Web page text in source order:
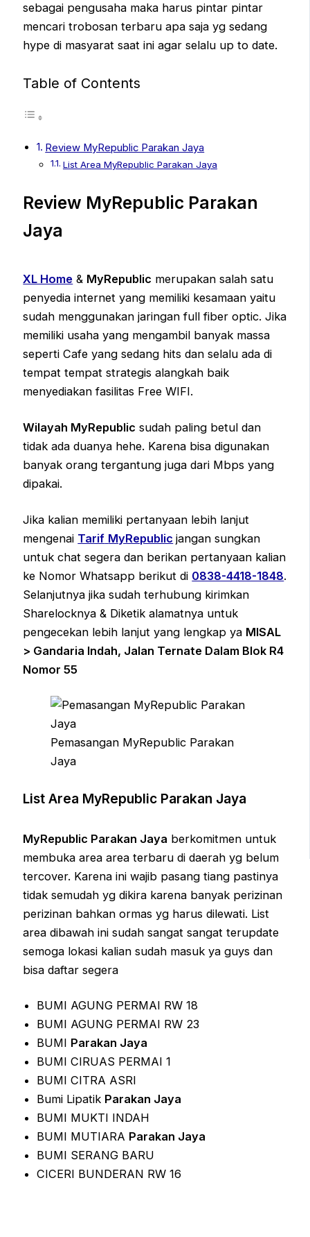
sebagai pengusaha maka harus pintar pintar
mencari trobosan terbaru apa saja yg sedang
hype di masyarat saat ini agar selalu up to date.
Table of Contents
Review MyRepublic Parakan Jaya
List Area MyRepublic Parakan Jaya
Review MyRepublic Parakan
Jaya
XL Home & MyRepublic merupakan salah satu
penyedia internet yang memiliki kesamaan yaitu
sudah menggunakan jaringan full fiber optic. Jika
memiliki usaha yang mengambil banyak massa
seperti Cafe yang sedang hits dan selalu ada di
tempat tempat strategis alangkah baik
menyediakan fasilitas Free WIFI.
Wilayah MyRepublic sudah paling betul dan
tidak ada duanya hehe. Karena bisa digunakan
banyak orang tergantung juga dari Mbps yang
dipakai.
Jika kalian memiliki pertanyaan lebih lanjut
mengenai Tarif MyRepublic jangan sungkan
untuk chat segera dan berikan pertanyaan kalian
ke Nomor Whatsapp berikut di 0838-4418-1848.
Selanjutnya jika sudah terhubung kirimkan
Sharelocknya & Diketik alamatnya untuk
pengecekan lebih lanjut yang lengkap ya MISAL
> Gandaria Indah, Jalan Ternate Dalam Blok R4
Nomor 55
Pemasangan MyRepublic Parakan
Jaya
List Area MyRepublic Parakan Jaya
MyRepublic Parakan Jaya berkomitmen untuk
membuka area area terbaru di daerah yg belum
tercover. Karena ini wajib pasang tiang pastinya
tidak semudah yg dikira karena banyak perizinan
perizinan bahkan ormas yg harus dilewati. List
area dibawah ini sudah sangat sangat terupdate
semoga lokasi kalian sudah masuk ya guys dan
bisa daftar segera
BUMI AGUNG PERMAI RW 18
BUMI AGUNG PERMAI RW 23
BUMI Parakan Jaya
BUMI CIRUAS PERMAI 1
BUMI CITRA ASRI
Bumi Lipatik Parakan Jaya
BUMI MUKTI INDAH
BUMI MUTIARA Parakan Jaya
BUMI SERANG BARU
CICERI BUNDERAN RW 16